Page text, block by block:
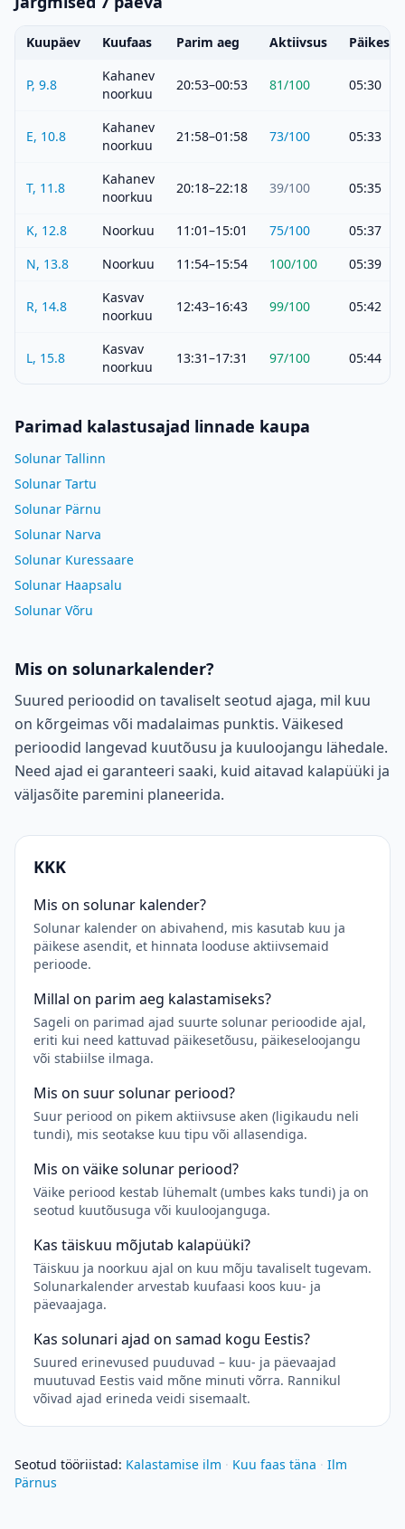
Kuupäev Kuufaas Parim aeg Aktiivsus
P, 9.8
Kahanev
noorkuu
20:53–00:53 81/100 05:30
E, 10.8
Kahanev
noorkuu
21:58–01:58 73/100 05:33
T, 11.8
Kahanev
noorkuu
20:18–22:18 39/100 05:35
K, 12.8 Noorkuu 11:01–15:01 75/100
05:37
N, 13.8
Noorkuu 11:54–15:54 100/100 05:39
R, 14.8
Kasvav
noorkuu
12:43–16:43 99/100 05:42
L, 15.8
Kasvav
noorkuu
13:31–17:31 97/100 05:44
Parimad kalastusajad linnade kaupa
Solunar Tallinn
Solunar Tartu
Solunar Pärnu
Solunar Narva
Solunar Kuressaare
Solunar Haapsalu
Solunar Võru
Mis on solunarkalender?
Suured perioodid on tavaliselt seotud ajaga, mil kuu
on kõrgeimas või madalaimas punktis. Väikesed
perioodid langevad kuutõusu ja kuuloojangu lähedale.
Need ajad ei garanteeri saaki, kuid aitavad kalapüüki ja
väljasõite paremini planeerida.
KKK
Mis on solunar kalender?
Solunar kalender on abivahend, mis kasutab kuu ja
päikese asendit, et hinnata looduse aktiivsemaid
perioode.
Millal on parim aeg kalastamiseks?
Sageli on parimad ajad suurte solunar perioodide ajal,
eriti kui need kattuvad päikesetõusu, päikeseloojangu
või stabiilse ilmaga.
Mis on suur solunar periood?
Suur periood on pikem aktiivsuse aken (ligikaudu neli
tundi), mis seotakse kuu tipu või allasendiga.
Mis on väike solunar periood?
Väike periood kestab lühemalt (umbes kaks tundi) ja on
seotud kuutõusuga või kuuloojanguga.
Kas täiskuu mõjutab kalapüüki?
Täiskuu ja noorkuu ajal on kuu mõju tavaliselt tugevam.
Solunarkalender arvestab kuufaasi koos kuu- ja
päevaajaga.
Kas solunari ajad on samad kogu Eestis?
Suured erinevused puuduvad – kuu- ja päevaajad
muutuvad Eestis vaid mõne minuti võrra. Rannikul
võivad ajad erineda veidi sisemaalt.
Seotud tööriistad: Kalastamise ilm · Kuu faas täna · Ilm
Pärnus